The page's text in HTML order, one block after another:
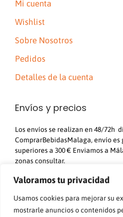
Valoramos tu privacidad
Usamos cookies para mejorar su
mostrarle anuncios o contenidos
Mi cuenta
Wishlist
Sobre Nosotros
Pedidos
Detalles de la cuenta
Envíos y precios
Los envíos se realizan en 48/72h
ComprarBebidasMalaga, envío
superiores a 300 € Enviamos a
zonas consultar.
Los precios mostrados en este
IVA será añadido en el carrito una
productos.
Inscita en el Registro Mercantil de